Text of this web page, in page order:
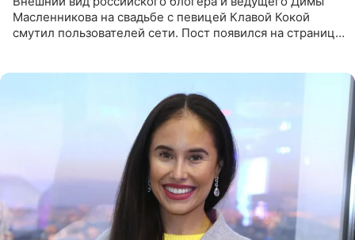
Масленникова на свадьбе с певицей Клавой Кокой
смутил пользователей сети. Пост появился на странице